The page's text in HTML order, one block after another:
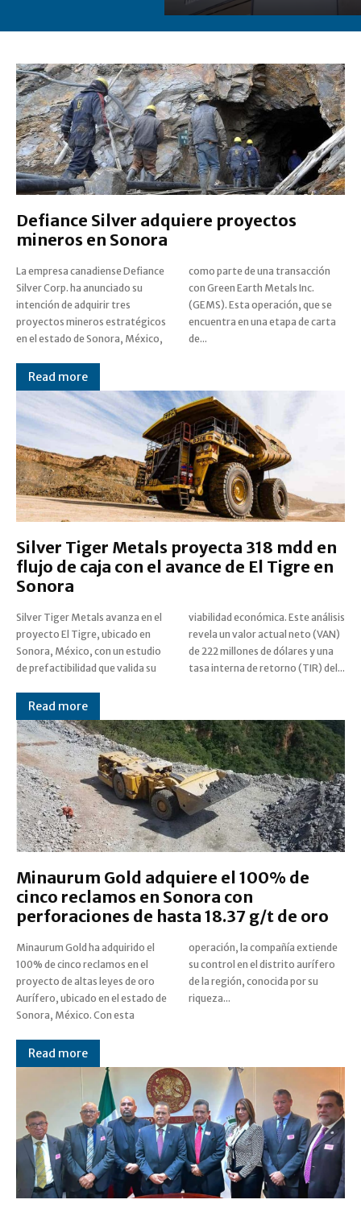
Defiance Silver adquiere proyectos
mineros en Sonora
La empresa canadiense Defiance
Silver Corp. ha anunciado su
intención de adquirir tres
proyectos mineros estratégicos
en el estado de Sonora, México,
como parte de una transacción
con Green Earth Metals Inc.
(GEMS). Esta operación, que se
encuentra en una etapa de carta
de...
Read more
Silver Tiger Metals proyecta 318 mdd en
flujo de caja con el avance de El Tigre en
Sonora
Silver Tiger Metals avanza en el
proyecto El Tigre, ubicado en
Sonora, México, con un estudio
de prefactibilidad que valida su
viabilidad económica. Este análisis
revela un valor actual neto (VAN)
de 222 millones de dólares y una
tasa interna de retorno (TIR) del...
Read more
Minaurum Gold adquiere el 100% de
cinco reclamos en Sonora con
perforaciones de hasta 18.37 g/t de oro
Minaurum Gold ha adquirido el
100% de cinco reclamos en el
proyecto de altas leyes de oro
Aurífero, ubicado en el estado de
Sonora, México. Con esta
operación, la compañía extiende
su control en el distrito aurífero
de la región, conocida por su
riqueza...
Read more